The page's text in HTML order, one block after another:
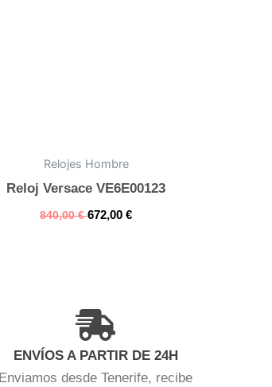
Relojes Hombre
Reloj Versace VE6E00123
840,00€ 672,00€
ENVÍOS A PARTIR DE 24H
Enviamos desde Tenerife, recibe